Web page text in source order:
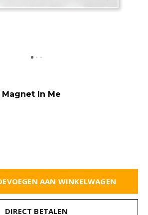
In Me
AAN WINKELWAGEN
DIRECT BETALEN